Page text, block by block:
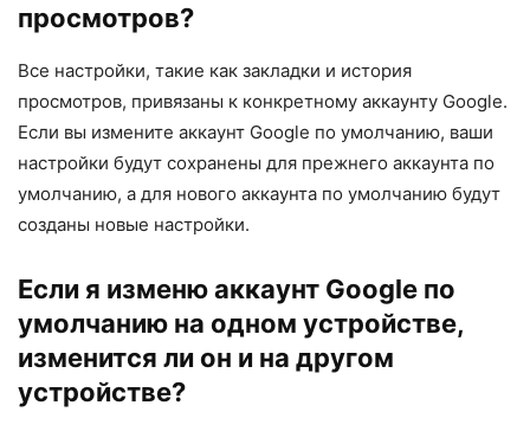
просмотров?
Все настройки, такие как закладки и история
просмотров, привязаны к конкретному аккаунту Google.
Если вы измените аккаунт Google по умолчанию, ваши
настройки будут сохранены для прежнего аккаунта по
умолчанию, а для нового аккаунта по умолчанию будут
созданы новые настройки.
Если я изменю аккаунт Google по
умолчанию на одном устройстве,
изменится ли он и на другом
устройстве?